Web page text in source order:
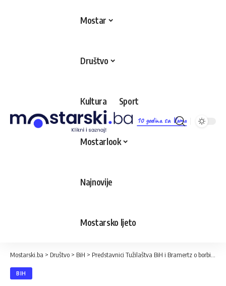
10 godina sa Vama
Mostar
Društvo
Kultura Sport
Mostarlook
Najnovije
Mostarsko ljeto
Mostarski.ba > Društvo > BiH > Predstavnici Tužilaštva BiH i Bramertz o borbi protiv nekažnjenosti počinilaca ratnih zločina
BIH